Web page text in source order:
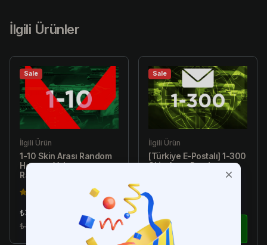
İlgili Ürünler
Sale
İlgili Ürün
1-10 Skin Arası Random
Hesap - Valorant
Random Hesap
4.5(149)
₺34.99
₺89.99
İncele
Sale
İlgili Ürün
[Türkiye E-Postalı] 1-300
Skin Arası Random
₺179.99
₺299.99